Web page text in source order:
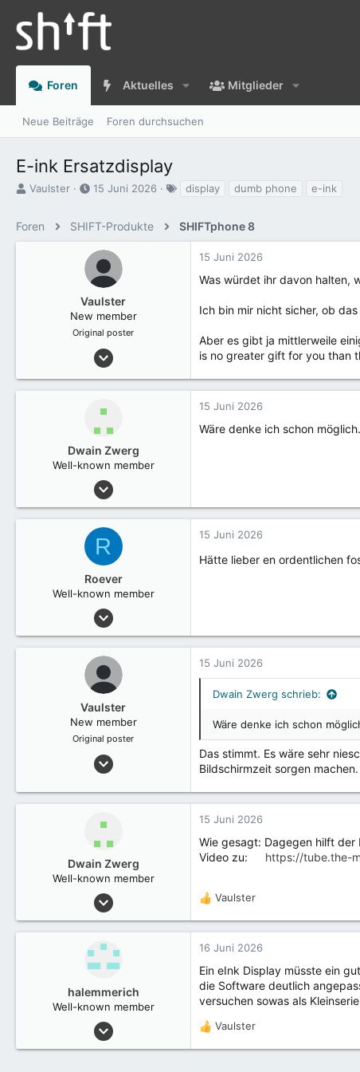
Foren Aktuelles Mitglieder
Neue Beiträge Foren durchsuchen
E-ink Ersatzdisplay
E
t
e
Vaulster
E
t
e
t
a
m
15 Juni 2026
l
a
display dumb phone e-ink
Foren SHIFT-Produkte SHIFTphone 8
Vaulster
New member
Original poster
3 August 2025
15 Juni 2026
Was würdet ihr davon halten,
Ich bin mir nicht sicher, ob
Aber es gibt ja mittlerweile
is no greater gift for you than
Dwain Zwerg
Well-known member
15 Juni 2026
Wäre denke ich schon
R
Roever
Well-known member
15 Juni 2026
Hätte lieber en ordentlichen
Vaulster
New member
Original poster
3 August 2025
15 Juni 2026
Dwain Zwerg schrieb:
Wäre denke ich schon
Das stimmt. Es wäre sehr
Bildschirmzeit sorgen machen.
Dwain Zwerg
Well-known member
15 Juni 2026
Wie gesagt: Dagegen hilft der
Video zu:
https://tube.the-
R
e
a
k
i
o
n
n
:
Vaulster
halemmerich
Well-known member
4 Oktober 2024
16 Juni 2026
Ein eInk Display müsste ein
die Software deutlich
versuchen sowas als
R
e
Vaulster